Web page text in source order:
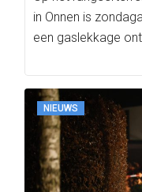
in Onnen is
een gaslekkage
NIEUWS